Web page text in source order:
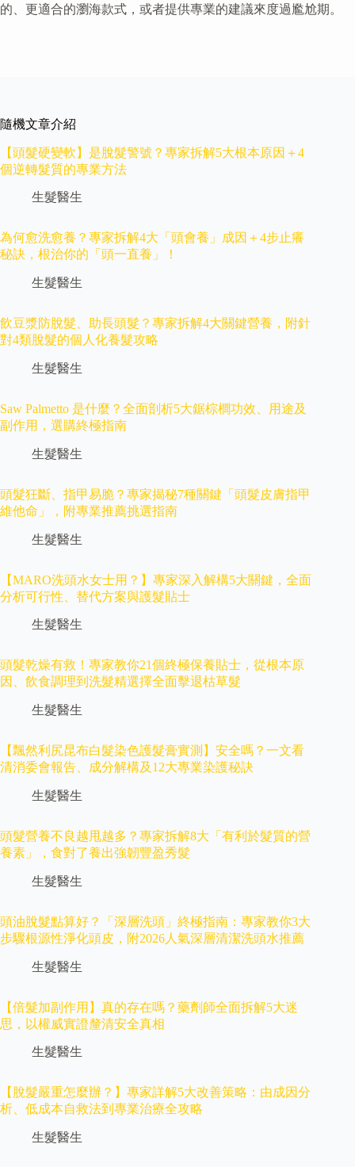
的、更適合的瀏海款式，或者提供專業的建議來度過尷尬期。
隨機文章介紹
【頭髮硬變軟】是脫髮警號？專家拆解5大根本原因＋4
個逆轉髮質的專業方法
生髮醫生
為何愈洗愈養？專家拆解4大「頭會養」成因＋4步止癢
秘訣，根治你的「頭一直養」！
生髮醫生
飲豆漿防脫髮、助長頭髮？專家拆解4大關鍵營養，附針
對4類脫髮的個人化養髮攻略
生髮醫生
Saw Palmetto 是什麼？全面剖析5大鋸棕櫚功效、用途及
副作用，選購終極指南
生髮醫生
頭髮狂斷、指甲易脆？專家揭秘7種關鍵「頭髮皮膚指甲
維他命」，附專業推薦挑選指南
生髮醫生
【MARO洗頭水女士用？】專家深入解構5大關鍵，全面
分析可行性、替代方案與護髮貼士
生髮醫生
頭髮乾燥有救！專家教你21個終極保養貼士，從根本原
因、飲食調理到洗髮精選擇全面擊退枯草髮
生髮醫生
【飄然利尻昆布白髮染色護髮膏實測】安全嗎？一文看
清消委會報告、成分解構及12大專業染護秘訣
生髮醫生
頭髮營養不良越甩越多？專家拆解8大「有利於髮質的營
養素」，食對了養出強韌豐盈秀髮
生髮醫生
頭油脫髮點算好？「深層洗頭」終極指南：專家教你3大
步驟根源性淨化頭皮，附2026人氣深層清潔洗頭水推薦
生髮醫生
【倍髮加副作用】真的存在嗎？藥劑師全面拆解5大迷
思，以權威實證釐清安全真相
生髮醫生
【脫髮嚴重怎麼辦？】專家詳解5大改善策略：由成因分
析、低成本自救法到專業治療全攻略
生髮醫生